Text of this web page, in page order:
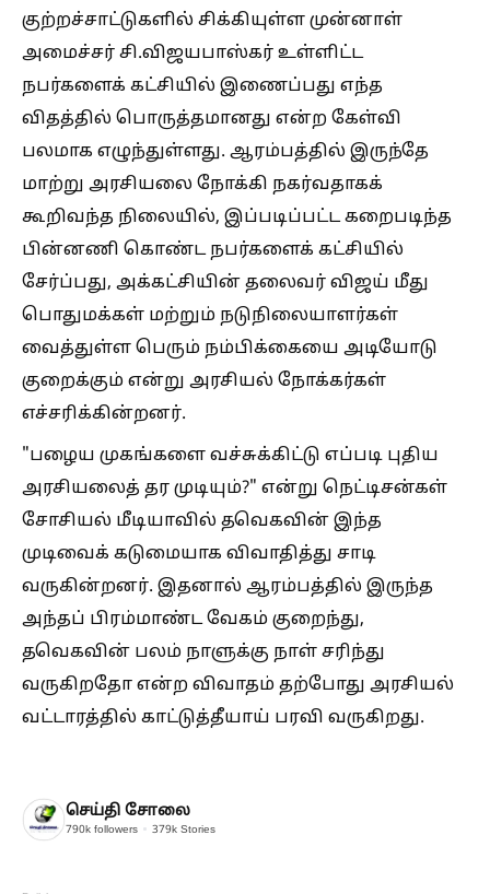
குற்றச்சாட்டுகளில் சிக்கியுள்ள முன்னாள்
அமைச்சர் சி.விஜயபாஸ்கர் உள்ளிட்ட
நபர்களைக் கட்சியில் இணைப்பது எந்த
விதத்தில் பொருத்தமானது என்ற கேள்வி
பலமாக எழுந்துள்ளது. ​ஆரம்பத்தில் இருந்தே
மாற்று அரசியலை நோக்கி நகர்வதாகக்
கூறிவந்த நிலையில், இப்படிப்பட்ட கறைபடிந்த
பின்னணி கொண்ட நபர்களைக் கட்சியில்
சேர்ப்பது, அக்கட்சியின் தலைவர் விஜய் மீது
பொதுமக்கள் மற்றும் நடுநிலையாளர்கள்
வைத்துள்ள பெரும் நம்பிக்கையை அடியோடு
குறைக்கும் என்று அரசியல் நோக்கர்கள்
எச்சரிக்கின்றனர்.
"பழைய முகங்களை வச்சுக்கிட்டு எப்படி புதிய
அரசியலைத் தர முடியும்?" என்று நெட்டிசன்கள்
சோசியல் மீடியாவில் தவெகவின் இந்த
முடிவைக் கடுமையாக விவாதித்து சாடி
வருகின்றனர். இதனால் ஆரம்பத்தில் இருந்த
அந்தப் பிரம்மாண்ட வேகம் குறைந்து,
தவெகவின் பலம் நாளுக்கு நாள் சரிந்து
வருகிறதோ என்ற விவாதம் தற்போது அரசியல்
வட்டாரத்தில் காட்டுத்தீயாய் பரவி வருகிறது.
செய்தி சோலை
790k followers 379k Stories